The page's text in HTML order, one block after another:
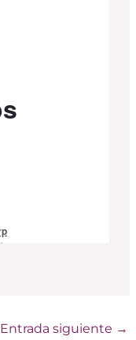
Entrada siguiente →